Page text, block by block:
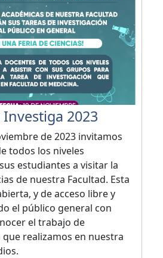
2023
de 2023 invitamos
todos los niveles
estudiantes a visitar la
de nuestra Facultad. Esta
y de acceso libre y
el público general con
el trabajo de
realizamos en nuestra